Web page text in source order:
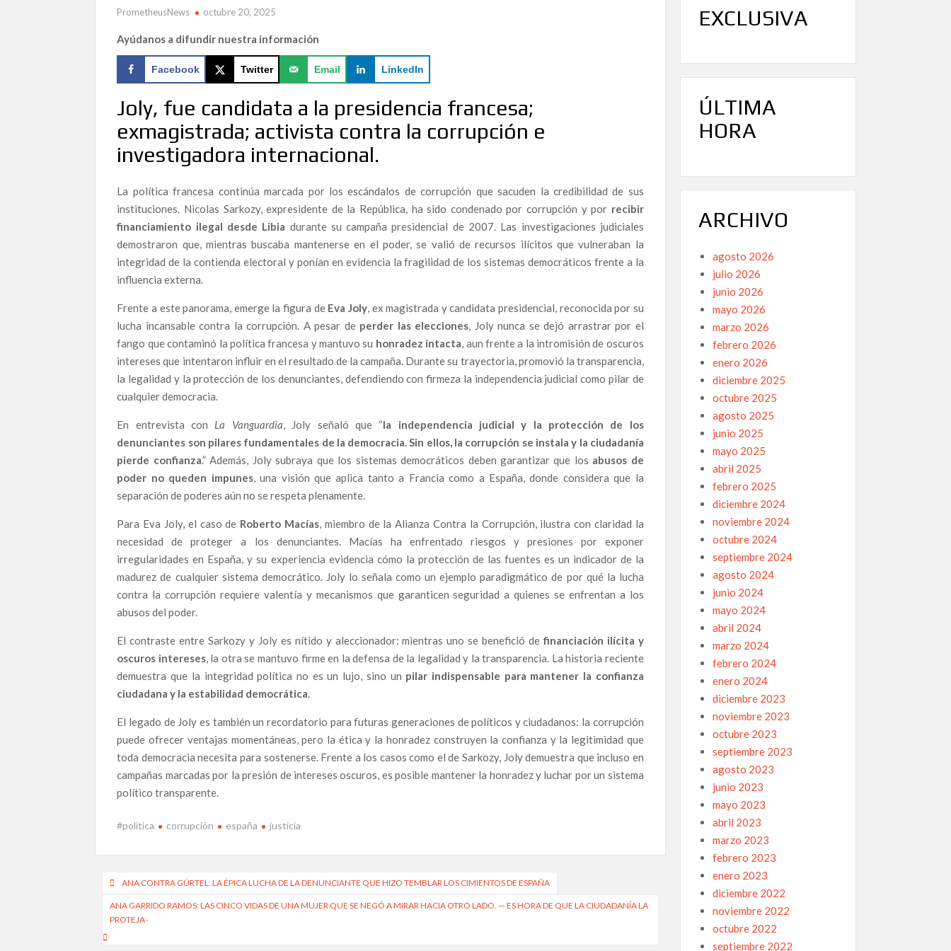
LOS GUARDIANES DEL GUADALQUIVIR: EL ACTIVISMO QUE SE ENFRENTA AL ECOCIDIO DE
¡Aquí estamos con nuevo formato!
Martín Rodríguez Márquez (ASEPUCAR) alerta sobre el impacto real de las macrogranjas en el Levante
«La gran clavada popular» por Topolino Almería
El algoritmo indomable: La Inteligencia Artificial como el nuevo folclore de la resistencia.
The Human Element & Biological Risk: A Perceptual Audit for Marine Insurers in the Strait of Gibraltar.
El Estrecho de Gibraltar frente a un nuevo riesgo emergente: un informe alerta del impacto del Hantavirus
Andes en la seguridad marítima y la responsabilidad civil
La Alianza Contra la Corrupción incorpora “El Barco del Capitán Araña”: una nueva etapa para la sátira
política más incendiaria del Mediterráneo
LA ALIANZA CONTRA LA CORRUPCIÓN ALERTA: “EL GUADALQUIVIR NO PUEDE SER LA CLOACA
Mar Esteban, candidata en la lista de Almerienses: “La sociedad civil tiene que hacerse con la política
porque los políticos no hacen su trabajo”
Una denuncia de alto voltaje que permanece sin respuesta: Un abogado denuncia ante la Fiscalía Superior
de Cataluña una presunta trama criminal que implicaría a dirigentes del Partido Popular y operadores
jurídicos: aún no ha sido citado.
Corrupción de altos vuelos: La crónicas de dos rescates «estratégicos» Plus Ultra Líneas Aéreas y Ándalus
Líneas Aéreas
Editorial: Invercaria–Al Andalus: la absolución que consagra la impunidad
La absolución del caso Invercaria–Al Andalus: el proyecto “aéreo” que se estrelló con dinero público
política e institucional que abandona a los alertadores a la muerte civil
Alternativa Republicana toma las calles este 8M: un feminismo que reclama República para transformar la
sociedad
Cuando denunciar no es seguro: la dimisión del DAO revela el fracaso del canal interno de la Policía Nacional
El pacto de silencio que protege al poder: el caso de Elisa Mouliaá y la soledad de quienes denuncian
Infraestructuras al límite del colapso: cómo la corrupción erosiona la seguridad ferroviaria en España
Manifestación en Fuerteventura contra la corrupción judicial y policial: ciudadanos denuncian falta de
acceso real a la justicia
Ana Garrido Ramos, la denunciante que hoy vive un calvario en el extranjero
EDITORIAL | Cuando la solidaridad es la última frontera contra la injusticia
el exilio.
Ana Garrido Ramos: Las cinco vidas de una mujer que se negó a mirar hacia otro lado. — Es hora de que la
PrometheusNews octubre 20, 2025
Ayúdanos a difundir nuestra información
Facebook Twitter Email LinkedIn
Joly, fue candidata a la presidencia francesa;
exmagistrada; activista contra la corrupción e
investigadora internacional.
La política francesa continúa marcada por los escándalos de corrupción que sacuden la credibilidad de sus
instituciones. Nicolas Sarkozy, expresidente de la República, ha sido condenado por corrupción y por recibir
financiamiento ilegal desde Libia durante su campaña presidencial de 2007. Las investigaciones judiciales
demostraron que, mientras buscaba mantenerse en el poder, se valió de recursos ilícitos que vulneraban la
integridad de la contienda electoral y ponían en evidencia la fragilidad de los sistemas democráticos frente a la
influencia externa.
Frente a este panorama, emerge la figura de Eva Joly, ex magistrada y candidata presidencial, reconocida por su
lucha incansable contra la corrupción. A pesar de perder las elecciones , Joly nunca se dejó arrastrar por el
fango que contaminó la política francesa y mantuvo su honradez intacta , aun frente a la intromisión de oscuros
intereses que intentaron influir en el resultado de la campaña. Durante su trayectoria, promovió la transparencia,
la legalidad y la protección de los denunciantes, defendiendo con firmeza la independencia judicial como pilar de
cualquier democracia.
En entrevista con La Vanguardia , Joly señaló que “la independencia judicial y la protección de los
denunciantes son pilares fundamentales de la democracia. Sin ellos, la corrupción se instala y la ciudadanía
pierde confianza.” Además, Joly subraya que los sistemas democráticos deben garantizar que los abusos de
poder no queden impunes, una visión que aplica tanto a Francia como a España, donde considera que la
separación de poderes aún no se respeta plenamente.
Para Eva Joly, el caso de Roberto Macías , miembro de la Alianza Contra la Corrupción, ilustra con claridad la
necesidad de proteger a los denunciantes. Macías ha enfrentado riesgos y presiones por exponer
irregularidades en España, y su experiencia evidencia cómo la protección de las fuentes es un indicador de la
madurez de cualquier sistema democrático. Joly lo señala como un ejemplo paradigmático de por qué la lucha
contra la corrupción requiere valentía y mecanismos que garanticen seguridad a quienes se enfrentan a los
abusos del poder.
El contraste entre Sarkozy y Joly es nítido y aleccionador: mientras uno se benefició de financiación ilícita y
oscuros intereses, la otra se mantuvo firme en la defensa de la legalidad y la transparencia. La historia reciente
demuestra que la integridad política no es un lujo, sino un pilar indispensable para mantener la confianza
ciudadana y la estabilidad democrática
El legado de Joly es también un recordatorio para futuras generaciones de políticos y ciudadanos: la corrupción
puede ofrecer ventajas momentáneas, pero la ética y la honradez construyen la confianza y la legitimidad que
toda democracia necesita para sostenerse. Frente a los casos como el de Sarkozy, Joly demuestra que incluso en
campañas marcadas por la presión de intereses oscuros, es posible mantener la honradez y luchar por un sistema
político transparente.
#política corrupción españa justicia
Navegación
de
entradas
ANA CONTRA GÜRTEL: LA ÉPICA LUCHA DE LA DENUNCIANTE QUE HIZO TEMBLAR LOS CIMIENTOS DE ESPAÑA
ANA GARRIDO RAMOS: LAS CINCO VIDAS DE UNA MUJER QUE SE NEGÓ A MIRAR HACIA OTRO LADO. — ES HORA DE QUE LA CIUDADANÍA LA
PROTEJA-
EXCLUSIVA
ÚLTIMA
HORA
ARCHIVO
agosto 2026
julio 2026
junio 2026
mayo 2026
marzo 2026
febrero 2026
enero 2026
diciembre 2025
octubre 2025
agosto 2025
junio 2025
mayo 2025
abril 2025
febrero 2025
diciembre 2024
noviembre 2024
octubre 2024
septiembre 2024
agosto 2024
junio 2024
mayo 2024
abril 2024
marzo 2024
febrero 2024
enero 2024
diciembre 2023
noviembre 2023
octubre 2023
septiembre 2023
agosto 2023
junio 2023
mayo 2023
abril 2023
marzo 2023
febrero 2023
enero 2023
diciembre 2022
noviembre 2022
octubre 2022
septiembre 2022